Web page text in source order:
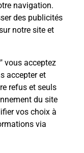
navigation.
des publicités
notre site et
vous acceptez
accepter et
refus et seuls
du site
vos choix à
via